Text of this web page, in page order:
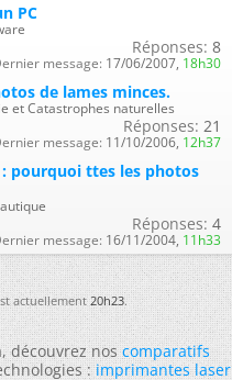
PC
Réponses: 8
message: 17/06/2007, 18h30
de lames minces.
et Catastrophes naturelles
Réponses: 21
message: 11/10/2006, 12h37
pourquoi ttes les photos
Réponses: 4
message: 16/11/2004, 11h33
actuellement 20h23.
découvrez noscomparatifs
:imprimantes laser